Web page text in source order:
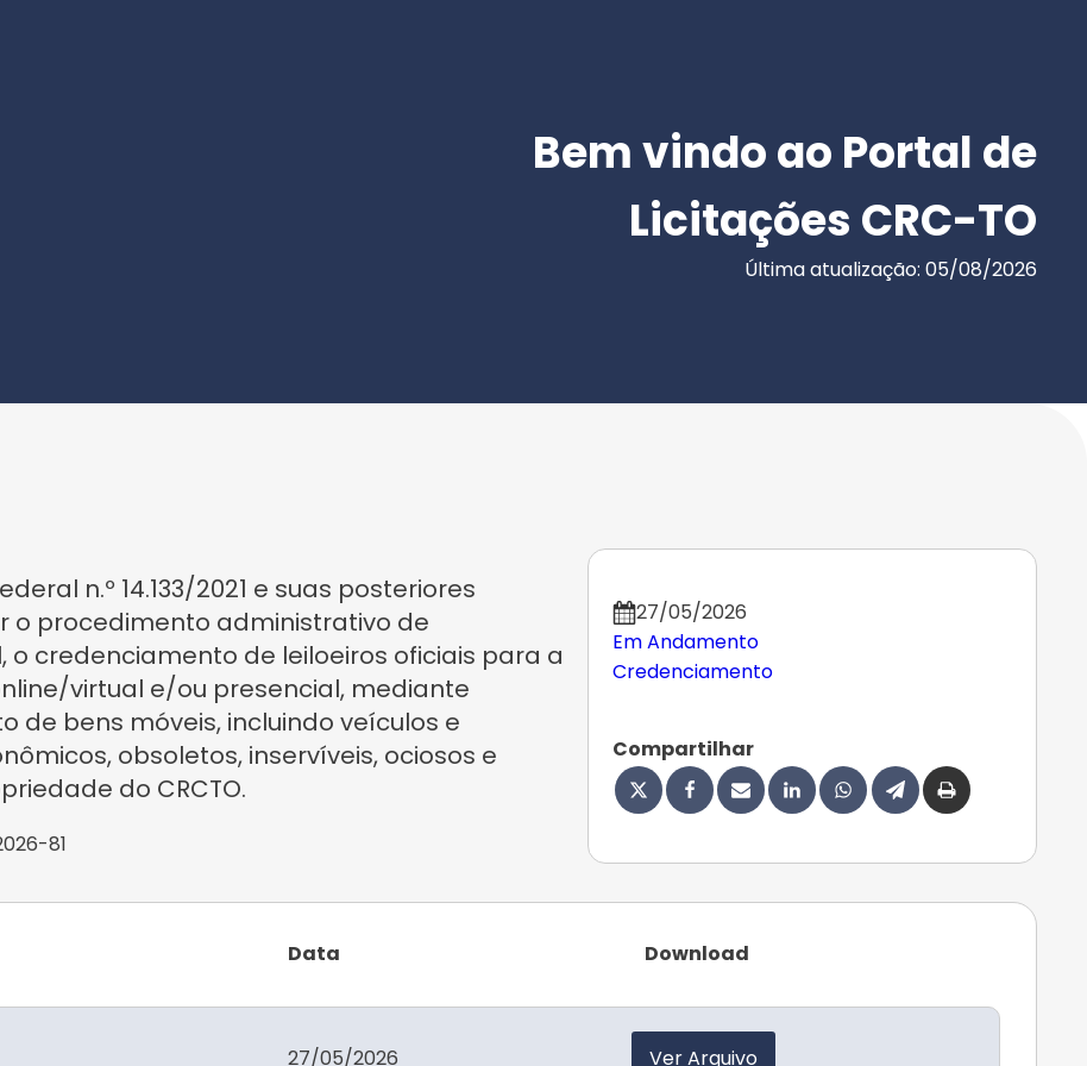
Bem vindo ao Portal de
Licitações CRC-TO
Última atualização: 05/08/2026
n.º 14.133/2021 e suas posteriores
o procedimento administrativo de
credenciamento de leiloeiros oficiais para a
virtual e/ou presencial, mediante
bens móveis, incluindo veículos e
obsoletos, inservíveis, ociosos e
do CRCTO.
81
27/05/2026
Em Andamento
Credenciamento
Compartilhar
Data Download
27/05/2026 Ver Arquivo